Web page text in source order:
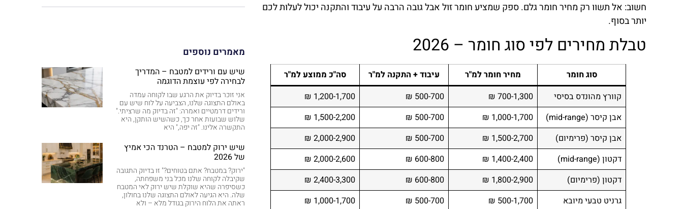
חשוב: אל תשוו רק מחיר חומר גלם. ספק שמציע חומר זול אבל גובה הרבה על עיבוד והתקנה יכול לעלות לכם
יותר בסוף.
טבלת מחירים לפי סוג חומר – 2026
סוג חומר מחיר חומר למ"ר עיבוד + התקנה למ"ר
סה"כ ממוצע למ"ר
קוורץ מהונדס בסיסי
700-1,300 ₪
500-700 ₪
1,200-1,700 ₪
אבן קיסר (mid-range)
1,000-1,700 ₪
500-700 ₪
1,500-2,200 ₪
אבן קיסר (פרימיום)
1,500-2,700 ₪
500-700 ₪
2,000-2,900 ₪
דקטון (mid-range)
1,400-2,400 ₪
600-800 ₪
2,000-2,600 ₪
דקטון (פרימיום)
1,800-2,900 ₪
600-800 ₪
2,400-3,300 ₪
גרניט טבעי מיובא
500-1,700 ₪
500-700 ₪
1,000-1,700 ₪
מאמרים נוספים
שיש עם ורידים למטבח – המדריך
לבחירה לפי עוצמת הדוגמה
אני זוכר בדיוק את הרגע שבו לקוחה עמדה
באולם התצוגה שלנו, הצביעה על לוח שיש עם
ורידים דרמטיים ואמרה: "זה בדיוק מה שרציתי."
שלוש שבועות אחר כך, כשהשיש הותקן, היא
התקשרה אלינו. "זה יפה," היא
שיש ירוק למטבח – הטרנד הכי אמיץ
של 2026
"ירוק? במטבח? אתם בטוחים?" זו בדיוק התגובה
שקיבלה לקוחה שלנו מכל בני משפחתה,
כשסיפרה שהיא שוקלת שיש ירוק לאי המטבח
שלה. היא הגיעה לאולם התצוגה שלנו בחולון,
ראתה את הלוח הירוק בגודל מלא – ולא